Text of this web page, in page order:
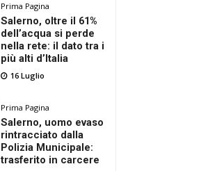
Prima Pagina
Salerno, oltre il 61%
dell’acqua si perde
nella rete: il dato tra i
più alti d’Italia
16 Luglio
Prima Pagina
Salerno, uomo evaso
rintracciato dalla
Polizia Municipale:
trasferito in carcere